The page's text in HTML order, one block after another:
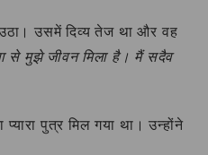
उठा। उसमें दिव्य तेज था और वह
से मुझे जीवन मिला है। मैं सदैव
पुत्र मिल गया था। उन्होंने